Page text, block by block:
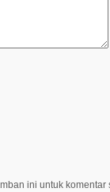
ini untuk komentar